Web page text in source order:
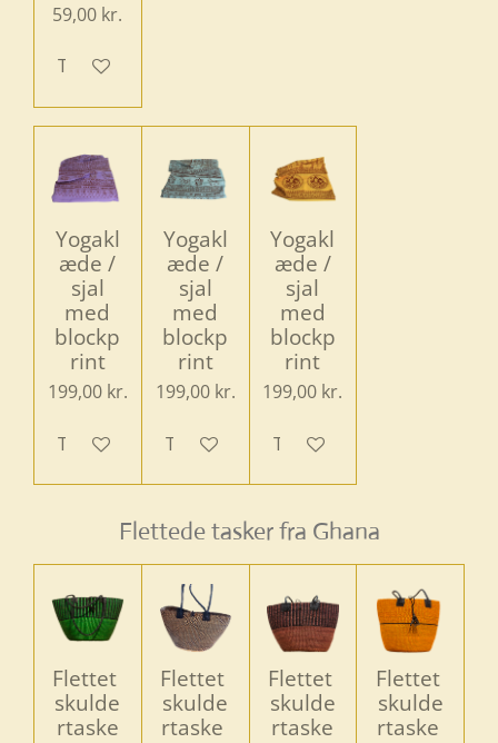
59,00 kr.
Tilføj til kurv
Yogakl
æde /
sjal
med
blockp
rint
199,00 kr.
Tilføj til kurv
Yogakl
æde /
sjal
med
blockp
rint
199,00 kr.
Tilføj til kurv
Yogakl
æde /
sjal
med
blockp
rint
199,00 kr.
Tilføj til kurv
Flettede tasker fra Ghana
Flettet
skulde
rtaske
Flettet
skulde
rtaske
Flettet
skulde
rtaske
Flettet
skulde
rtaske